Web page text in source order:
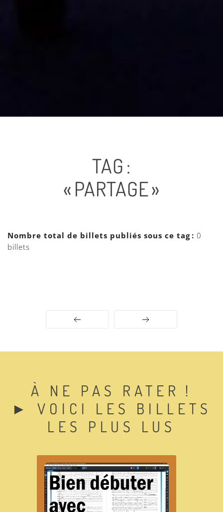
TAG :
« PARTAGE »
Nombre total de billets publiés sous ce tag : 0
billets
À NE PAS RATER !
► VOICI LES BILLETS
LES PLUS LUS